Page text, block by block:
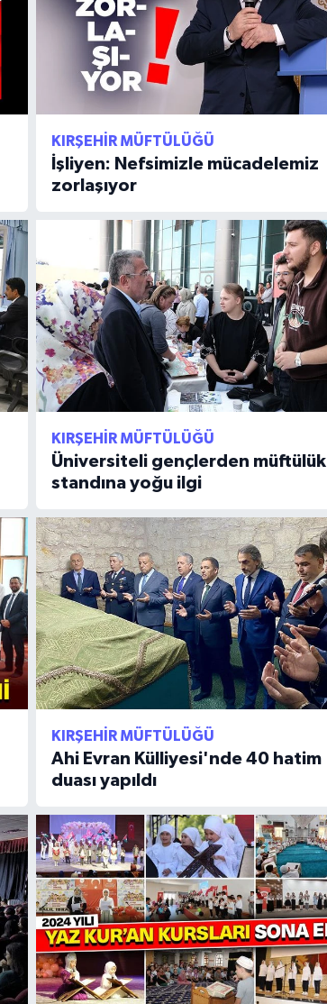
KIRŞEHIR MÜFTÜLÜĞÜ
İşliyen: Nefsimizle mücadelemiz
zorlaşıyor
KIRŞEHIR MÜFTÜLÜĞÜ
Üniversiteli gençlerden müftülük
standına yoğu ilgi
KIRŞEHIR MÜFTÜLÜĞÜ
Ahi Evran Külliyesi'nde 40 hatim
duası yapıldı